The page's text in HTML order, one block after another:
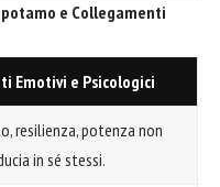
e Collegamenti
Emotivi e Psicologici
resilienza, potenza non
in sé stessi.